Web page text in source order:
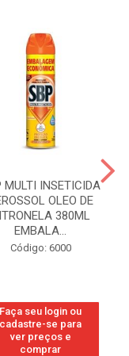
MULTI INSETICIDA
OLEO DE
380ML
EMBALA...
Código: 6000
Faça seu login ou
cadastre-se para
ver preços e
comprar